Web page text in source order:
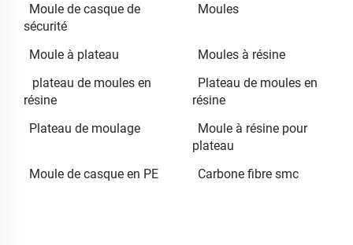
Moule de casque de
sécurité
Moules
Moule à plateau
Moules à résine
plateau de moules en
résine
Plateau de moules en
résine
Plateau de moulage
Moule à résine pour
plateau
Moule de casque en PE
Carbone fibre smc